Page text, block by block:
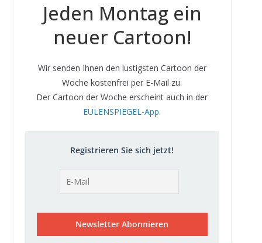
Jeden Montag ein
neuer Cartoon!
Wir senden Ihnen den lustigsten Cartoon der
Woche kostenfrei per E-Mail zu.
Der Cartoon der Woche erscheint auch in der
EULENSPIEGEL-App.
Registrieren Sie sich jetzt!